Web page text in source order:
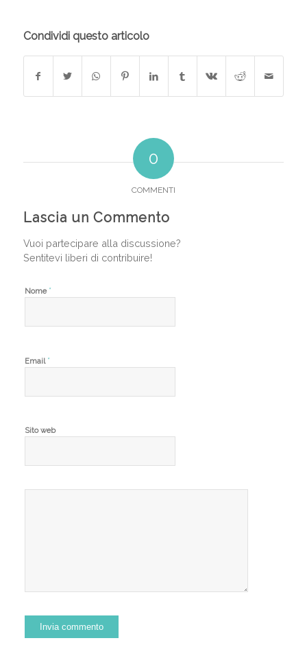
Condividi questo articolo
0
COMMENTI
Lascia un Commento
Vuoi partecipare alla discussione?
Sentitevi liberi di contribuire!
Nome *
Email *
Sito web